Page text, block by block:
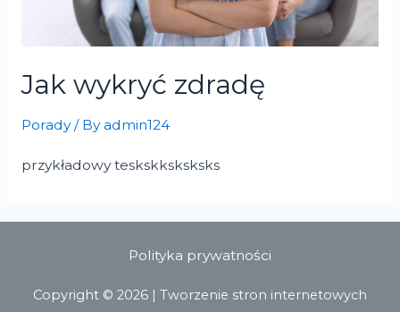
Jak wykryć zdradę
Porady/ Byadmin124
przykładowy teskskksksksks
Polityka prywatności
Copyright © 2026 | Tworzenie stron internetowych